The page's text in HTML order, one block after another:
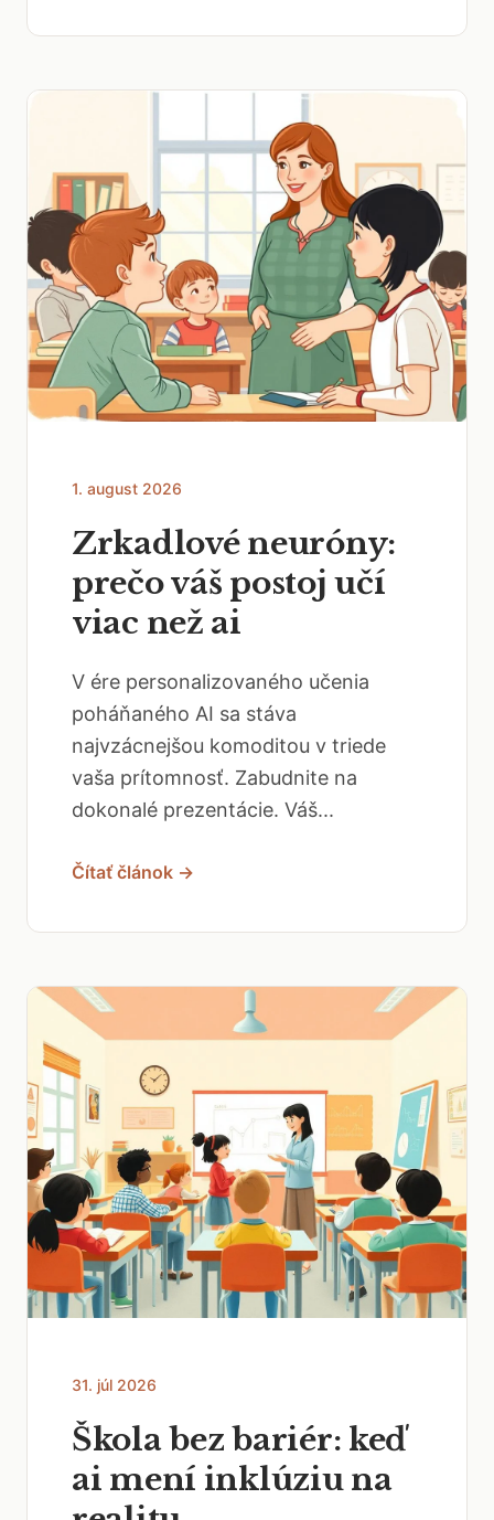
1. august 2026
Zrkadlové neuróny:
prečo váš postoj učí
viac než ai
V ére personalizovaného učenia
poháňaného AI sa stáva
najvzácnejšou komoditou v triede
vaša prítomnosť. Zabudnite na
dokonalé prezentácie. Váš...
Čítať článok →
31. júl 2026
Škola bez bariér: keď
ai mení inklúziu na